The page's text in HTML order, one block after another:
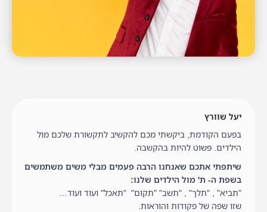
יעל שוורץ
בפעם הקודמת, ביקשתי מכם להקשיב לתקשורת שלכם מול
הילדים. פשוט להיות בהקשבה.
שיתפתי אתכם שאנחנו הרבה פעמים מבלי משים משתמשים
בשפת ה- ת' מול הילדים שלנו:
"תביא" , "תלך" , "תשב" "תקום" "תאכל" ועוד ועוד…
שזו שפה של פקודות והוראות.